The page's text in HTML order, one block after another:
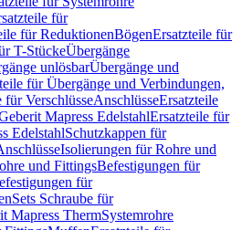
für
für ReduktionenBögenErsatzteile für
T-StückeÜbergänge
unlösbarÜbergänge und
für Übergänge und Verbindungen,
für VerschlüsseAnschlüsseErsatzteile
Mapress EdelstahlErsatzteile für
EdelstahlSchutzkappen für
Isolierungen für Rohre und
und FittingsBefestigungen für
für
Sets Schraube für
Mapress ThermSystemrohre